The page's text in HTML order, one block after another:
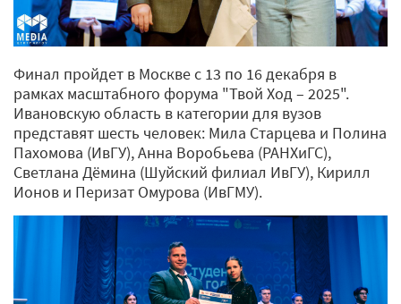
Финал пройдет в Москве с 13 по 16 декабря в
рамках масштабного форума "Твой Ход – 2025".
Ивановскую область в категории для вузов
представят шесть человек: Мила Старцева и Полина
Пахомова (ИвГУ), Анна Воробьева (РАНХиГС),
Светлана Дёмина (Шуйский филиал ИвГУ), Кирилл
Ионов и Перизат Омурова (ИвГМУ).